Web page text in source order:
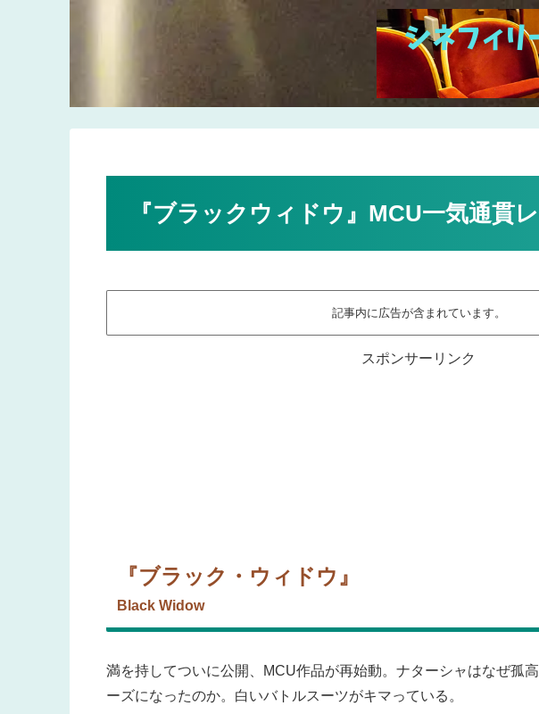
『ブラックウィドウ』MCU一気通貫
記事内に広告が含まれています。
スポンサーリンク
『ブラック・ウィドウ』
Black Widow
満を持してついに公開、MCU作品が再始動。ナターシャはなぜ孤
ーズになったのか。白いバトルスーツがキマっている。